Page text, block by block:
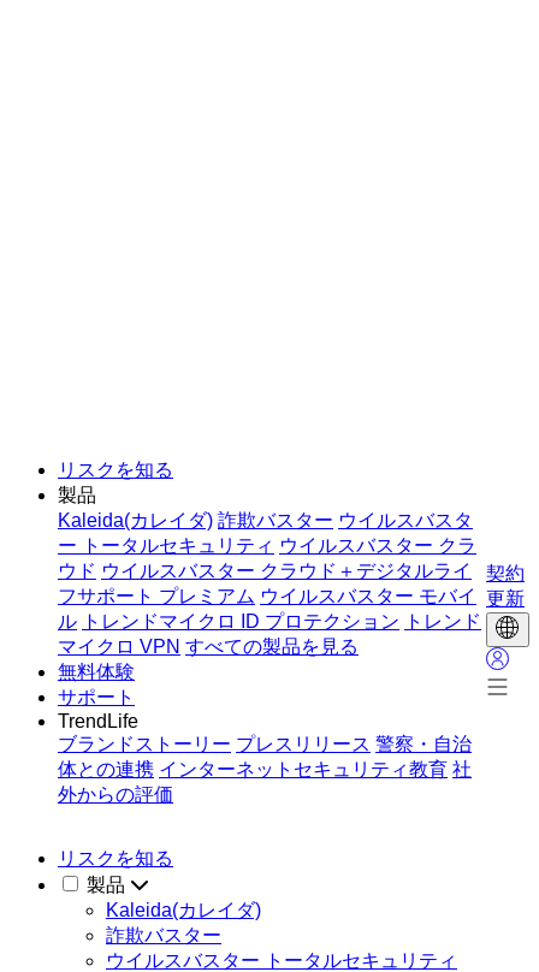
リスクを知る
製品
Kaleida(カレイダ) 詐欺バスター ウイルスバスタ
ー トータルセキュリティ ウイルスバスター クラ
ウド ウイルスバスター クラウド＋デジタルライ
フサポート プレミアム ウイルスバスター モバイ
ル トレンドマイクロ ID プロテクション
トレンド
マイクロ VPN すべての製品を見る
無料体験
サポート
TrendLife
ブランドストーリー プレスリリース 警察・自治
体との連携 インターネットセキュリティ教育 社
外からの評価
契約
更新
リスクを知る
製品
Kaleida(カレイダ)
詐欺バスター
ウイルスバスター トータルセキュリティ